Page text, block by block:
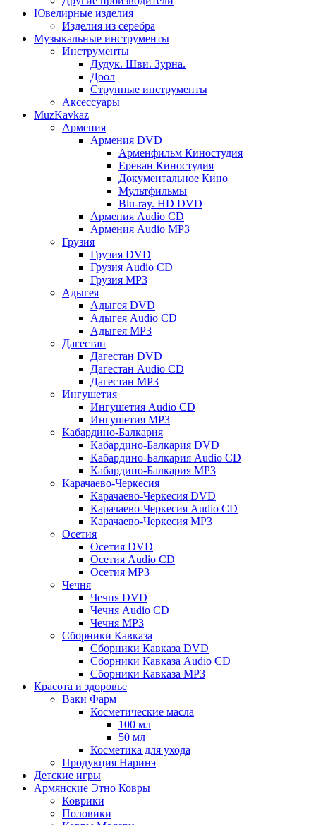
Ювелирные изделия
Изделия из серебра
Музыкальные инструменты
Инструменты
Дудук. Шви. Зурна.
Доол
Струнные инструменты
Аксессуары
MuzKavkaz
Армения
Армения DVD
Арменфильм Киностудия
Ереван Киностудия
Документальное Кино
Мультфильмы
Blu-ray. HD DVD
Армения Audio CD
Армения Audio MP3
Грузия
Грузия DVD
Грузия Audio CD
Грузия MP3
Адыгея
Адыгея DVD
Адыгея Audio CD
Адыгея MP3
Дагестан
Дагестан DVD
Дагестан Audio CD
Дагестан MP3
Ингушетия
Ингушетия Audio CD
Ингушетия MP3
Кабардино-Балкария
Кабардино-Балкария DVD
Кабардино-Балкария Audio CD
Кабардино-Балкария MP3
Карачаево-Черкесия
Карачаево-Черкесия DVD
Карачаево-Черкесия Audio CD
Карачаево-Черкесия MP3
Осетия
Осетия DVD
Осетия Audio CD
Осетия MP3
Чечня
Чечня DVD
Чечня Audio CD
Чечня MP3
Сборники Кавказа
Сборники Кавказа DVD
Сборники Кавказа Audio CD
Сборники Кавказа MP3
Красота и здоровье
Ваки Фарм
Косметические масла
100 мл
50 мл
Косметика для ухода
Продукция Наринэ
Детские игры
Армянские Этно Ковры
Коврики
Половики